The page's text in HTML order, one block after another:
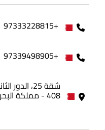
+97333228815
+97339498905
408 - مملكة البحرين